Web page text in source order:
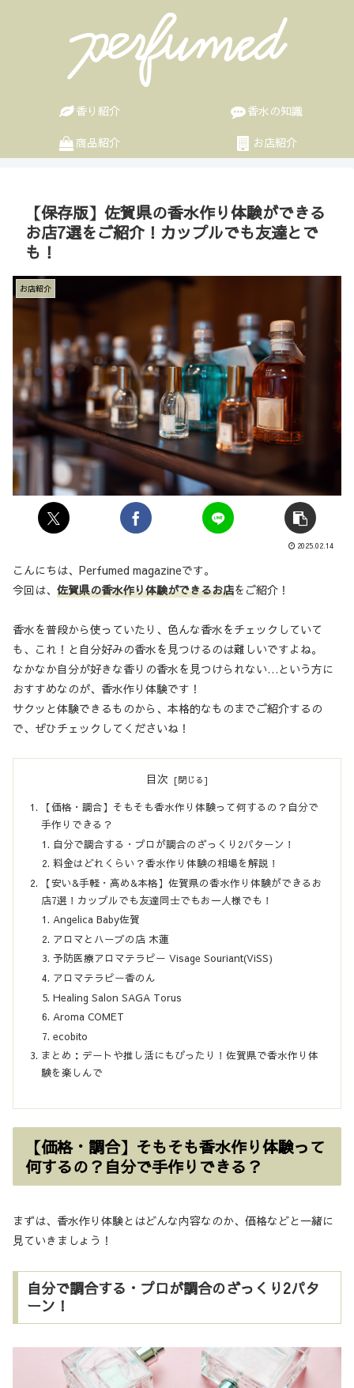
香り紹介
香水の知識
商品紹介
お店紹介
【保存版】佐賀県の香水作り体験ができる
お店7選をご紹介！カップルでも友達とで
も！
お店紹介
2025.02.14
こんにちは、Perfumed magazineです。
今回は、 佐賀県の香水作り体験ができるお店をご紹介！
香水を普段から使っていたり、色んな香水をチェックしていて
も、これ！と自分好みの香水を見つけるのは難しいですよね。
なかなか自分が好きな香りの香水を見つけられない…という方に
おすすめなのが、香水作り体験です！
サクッと体験できるものから、本格的なものまでご紹介するの
で、ぜひチェックしてくださいね！
目次
【価格・調合】そもそも香水作り体験って何するの？自分で
手作りできる？
自分で調合する・プロが調合のざっくり2パターン！
料金はどれくらい？香水作り体験の相場を解説！
【安い&手軽・高め&本格】佐賀県の香水作り体験ができるお
店7選！カップルでも友達同士でもお一人様でも！
Angelica Baby佐賀
アロマとハーブの店 木蓮
予防医療アロマテラピー Visage Souriant(ViSS)
アロマテラピー香のん
Healing Salon SAGA Torus
Aroma COMET
ecobito
まとめ：デートや推し活にもぴったり！佐賀県で香水作り体
験を楽しんで
【価格・調合】そもそも香水作り体験って
何するの？自分で手作りできる？
まずは、香水作り体験とはどんな内容なのか、価格などと一緒に
見ていきましょう！
自分で調合する・プロが調合のざっくり2パタ
ーン！